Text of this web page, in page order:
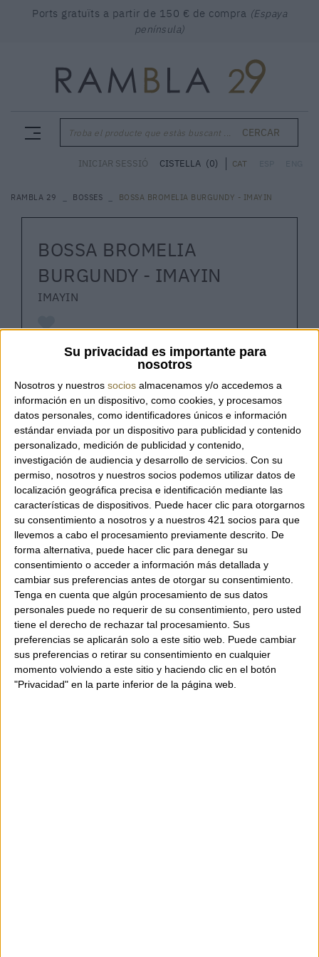
Su privacidad es importante para
nosotros
Nosotros y nuestros socios almacenamos y/o accedemos a
información en un dispositivo, como cookies, y procesamos
datos personales, como identificadores únicos e información
estándar enviada por un dispositivo para publicidad y contenido
personalizado, medición de publicidad y contenido,
investigación de audiencia y desarrollo de servicios. Con su
permiso, nosotros y nuestros socios podemos utilizar datos de
localización geográfica precisa e identificación mediante las
características de dispositivos. Puede hacer clic para otorgarnos
su consentimiento a nosotros y a nuestros 421 socios para que
llevemos a cabo el procesamiento previamente descrito. De
forma alternativa, puede hacer clic para denegar su
consentimiento o acceder a información más detallada y
cambiar sus preferencias antes de otorgar su consentimiento.
Tenga en cuenta que algún procesamiento de sus datos
personales puede no requerir de su consentimiento, pero usted
tiene el derecho de rechazar tal procesamiento. Sus
preferencias se aplicarán solo a este sitio web. Puede cambiar
sus preferencias o retirar su consentimiento en cualquier
momento volviendo a este sitio y haciendo clic en el botón
"Privacidad" en la parte inferior de la página web.
Ports gratuïts a partir de 150 € de compra (Espaya
península)
Troba el producte que estàs buscant ... CERCAR
CAT
INICIAR SESSIÓ CISTELLA (0)
RAMBLA 29 BOSSES BOSSA BROMELIA BURGUNDY - IMAYIN
BOSSA BROMELIA
BURGUNDY - IMAYIN
IMAYIN
Bossa de mà de pedretes de la
marca Imayin.
Inclou tira extraïble per poder dur creuat
com a bandolera.
Disponible en diferents colors.
Mides: 19 x 16 x 12 cm.